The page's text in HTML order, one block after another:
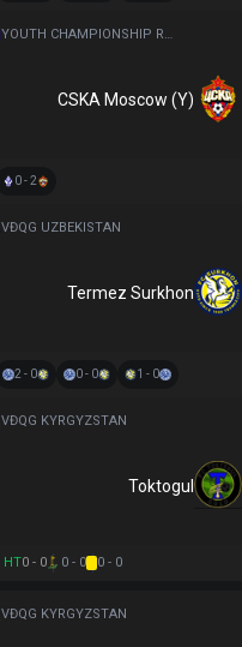
CSKA Moscow (Y)
0 - 2
VĐQG UZBEKISTAN
Termez Surkhon
2 - 0 0 - 0 1 - 0
VĐQG KYRGYZSTAN
Toktogul
HT0 - 0 0 - 0 0 - 0
VĐQG KYRGYZSTAN